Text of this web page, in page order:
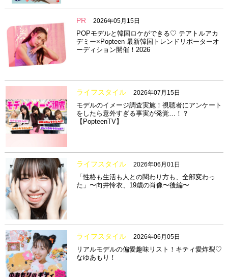
PR 2026年05月15日
POPモデルと韓国ロケができる♡ テアトルアカ
デミー×Popteen 最新韓国トレンドリポーターオ
ーディション開催！2026
ライフスタイル 2026年07月15日
モデルのイメージ調査実施！視聴者にアンケート
をしたら意外すぎる事実が発覚…！？
【PopteenTV】
ライフスタイル 2026年06月01日
「性格も生活も人との関わり方も、全部変わっ
た」〜向井怜衣、19歳の肖像〜後編〜
ライフスタイル 2026年06月05日
リアルモデルの偏愛趣味リスト！キティ愛炸裂♡
なゆあもり！